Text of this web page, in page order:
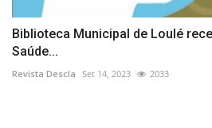
Biblioteca Municipal de Loulé
Saúde...
Revista Descla Set 14, 2023 2033